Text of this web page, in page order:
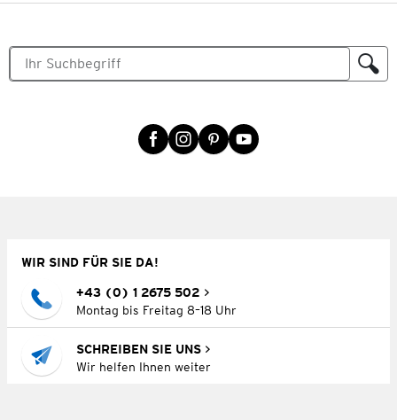
WIR SIND FÜR SIE DA!
+43 (0) 1 2675 502
Montag bis Freitag 8–18 Uhr
SCHREIBEN SIE UNS
Wir helfen Ihnen weiter